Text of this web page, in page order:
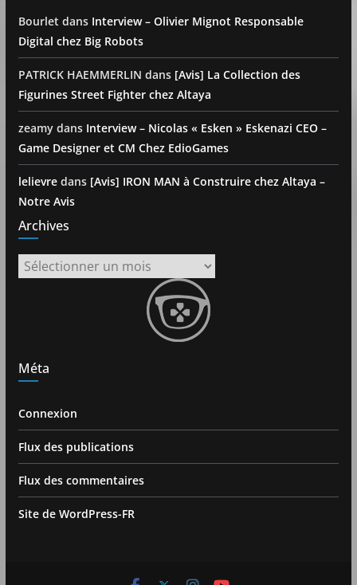
Bourlet dans Interview – Olivier Mignot Responsable
Digital chez Big Robots
PATRICK HAEMMERLIN dans [Avis] La Collection des
Figurines Street Fighter chez Altaya
zeamydans Interview – Nicolas « Esken » Eskenazi CEO –
Game Designer et CM Chez EdioGames
lelievredans [Avis] IRON MAN à Construire chez Altaya –
Notre Avis
Archives
Archives
Méta
Connexion
Flux des publications
Flux des commentaires
Site de WordPress-FR